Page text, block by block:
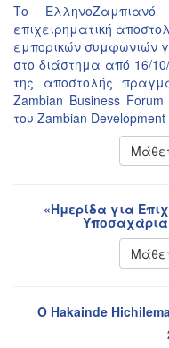
Το ΕλληνοΖαμπιανό
επιχειρηματική
εμπορικών συμφωνιών
στο διάστημα από 16/
της αποστολής
Zambian Business
του Zambian
«Ημερίδα για
Υποσαχάρια
Ο Hakainde